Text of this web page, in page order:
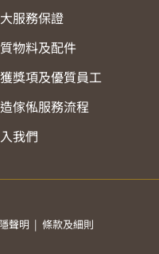
服務保證
物料及配件
獎項及優質員工
傢俬服務流程
我們
聲明 | 條款及細則